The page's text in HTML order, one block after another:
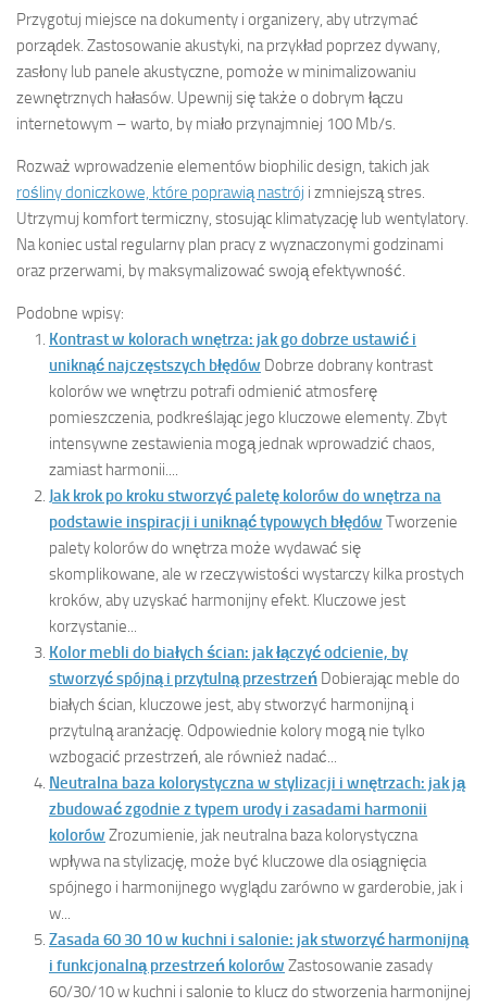
Przygotuj miejsce na dokumenty i organizery, aby utrzymać
porządek. Zastosowanie akustyki, na przykład poprzez dywany,
zasłony lub panele akustyczne, pomoże w minimalizowaniu
zewnętrznych hałasów. Upewnij się także o dobrym łączu
internetowym – warto, by miało przynajmniej 100 Mb/s.
Rozważ wprowadzenie elementów biophilic design, takich jak
rośliny doniczkowe, które poprawią nastrój i zmniejszą stres.
Utrzymuj komfort termiczny, stosując klimatyzację lub wentylatory.
Na koniec ustal regularny plan pracy z wyznaczonymi godzinami
oraz przerwami, by maksymalizować swoją efektywność.
Podobne wpisy:
Kontrast w kolorach wnętrza: jak go dobrze ustawić i
uniknąć najczęstszych błędów Dobrze dobrany kontrast
kolorów we wnętrzu potrafi odmienić atmosferę
pomieszczenia, podkreślając jego kluczowe elementy. Zbyt
intensywne zestawienia mogą jednak wprowadzić chaos,
zamiast harmonii....
Jak krok po kroku stworzyć paletę kolorów do wnętrza na
podstawie inspiracji i uniknąć typowych błędów Tworzenie
palety kolorów do wnętrza może wydawać się
skomplikowane, ale w rzeczywistości wystarczy kilka prostych
kroków, aby uzyskać harmonijny efekt. Kluczowe jest
korzystanie...
Kolor mebli do białych ścian: jak łączyć odcienie, by
stworzyć spójną i przytulną przestrzeń Dobierając meble do
białych ścian, kluczowe jest, aby stworzyć harmonijną i
przytulną aranżację. Odpowiednie kolory mogą nie tylko
wzbogacić przestrzeń, ale również nadać...
Neutralna baza kolorystyczna w stylizacji i wnętrzach: jak ją
zbudować zgodnie z typem urody i zasadami harmonii
kolorów Zrozumienie, jak neutralna baza kolorystyczna
wpływa na stylizację, może być kluczowe dla osiągnięcia
spójnego i harmonijnego wyglądu zarówno w garderobie, jak i
w...
Zasada 60 30 10 w kuchni i salonie: jak stworzyć harmonijną
i funkcjonalną przestrzeń kolorów Zastosowanie zasady
60/30/10 w kuchni i salonie to klucz do stworzenia harmonijnej